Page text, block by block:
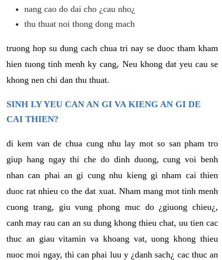
nang cao do dai cho ¿cau nho¿
thu thuat noi thong dong mach
truong hop su dung cach chua tri nay se duoc tham kham
hien tuong tinh menh ky cang, Neu khong dat yeu cau se
khong nen chi dan thu thuat.
SINH LY YEU CAN AN GI VA KIENG AN GI DE
CAI THIEN?
di kem van de chua cung nhu lay mot so san pham tro
giup hang ngay thi che do dinh duong, cung voi benh
nhan can phai an gi cung nhu kieng gi nham cai thien
duoc rat nhieu co the dat xuat. Nham mang mot tinh menh
cuong trang, giu vung phong muc do ¿giuong chieu¿,
canh may rau can an su dung khong thieu chat, uu tien cac
thuc an giau vitamin va khoang vat, uong khong thieu
nuoc moi ngay, thi can phai luu y ¿danh sach¿ cac thuc an